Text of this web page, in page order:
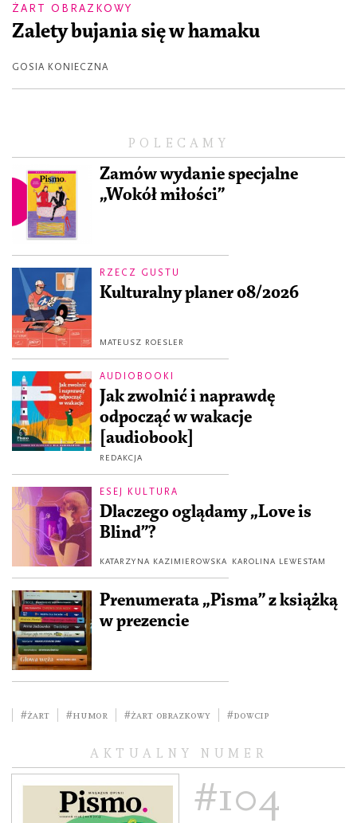
POLECAMY
Zamów wydanie specjalne
„Wokół miłości”
RZECZ GUSTU
Kulturalny planer 08/2026
MATEUSZ ROESLER
AUDIOBOOKI
Jak zwolnić i naprawdę
odpocząć w wakacje
[audiobook]
REDAKCJA
ESEJ KULTURA
Dlaczego oglądamy „Love is
Blind”?
KATARZYNA KAZIMIEROWSKA KAROLINA LEWESTAM
Prenumerata „Pisma” z książką
w prezencie
#żart #humor #żart obrazkowy #dowcip
AKTUALNY NUMER
#104
ŻART OBRAZKOWY
Zalety bujania się w hamaku
GOSIA KONIECZNA